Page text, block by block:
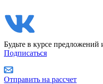
Будьте в курсе предложений
Подписаться
Отправить на рассчет